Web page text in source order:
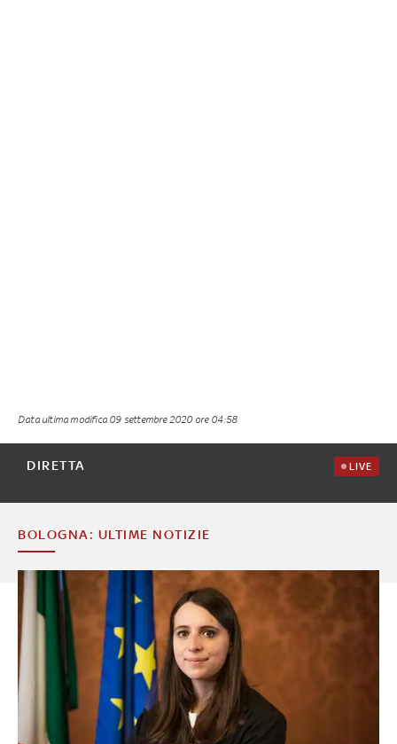
Data ultima modifica 09 settembre 2020 ore 04:58
DIRETTA LIVE
BOLOGNA: ULTIME NOTIZIE